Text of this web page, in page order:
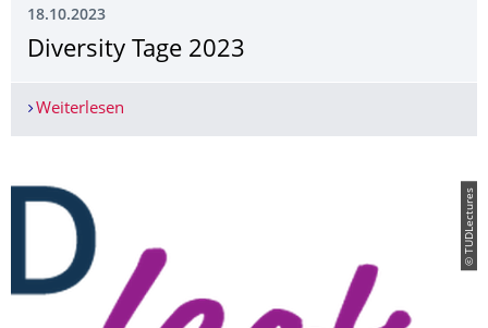
18.10.2023
Diversity Tage 2023
Weiterlesen
© TUDLectures